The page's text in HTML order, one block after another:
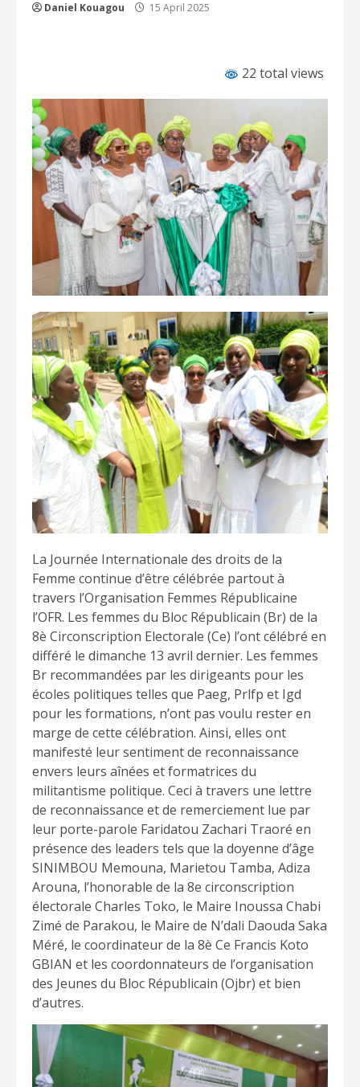
Daniel Kouagou 15 April 2025
22 total views
La Journée Internationale des droits de la
Femme continue d’être célébrée partout à
travers l’Organisation Femmes Républicaine
l’OFR. Les femmes du Bloc Républicain (Br) de la
8è Circonscription Electorale (Ce) l’ont célébré en
différé le dimanche 13 avril dernier. Les femmes
Br recommandées par les dirigeants pour les
écoles politiques telles que Paeg, Prlfp et Igd
pour les formations, n’ont pas voulu rester en
marge de cette célébration. Ainsi, elles ont
manifesté leur sentiment de reconnaissance
envers leurs aînées et formatrices du
militantisme politique. Ceci à travers une lettre
de reconnaissance et de remerciement lue par
leur porte-parole Faridatou Zachari Traoré en
présence des leaders tels que la doyenne d’âge
SINIMBOU Memouna, Marietou Tamba, Adiza
Arouna, l’honorable de la 8e circonscription
électorale Charles Toko, le Maire Inoussa Chabi
Zimé de Parakou, le Maire de N’dali Daouda Saka
Méré, le coordinateur de la 8è Ce Francis Koto
GBIAN et les coordonnateurs de l’organisation
des Jeunes du Bloc Républicain (Ojbr) et bien
d’autres.